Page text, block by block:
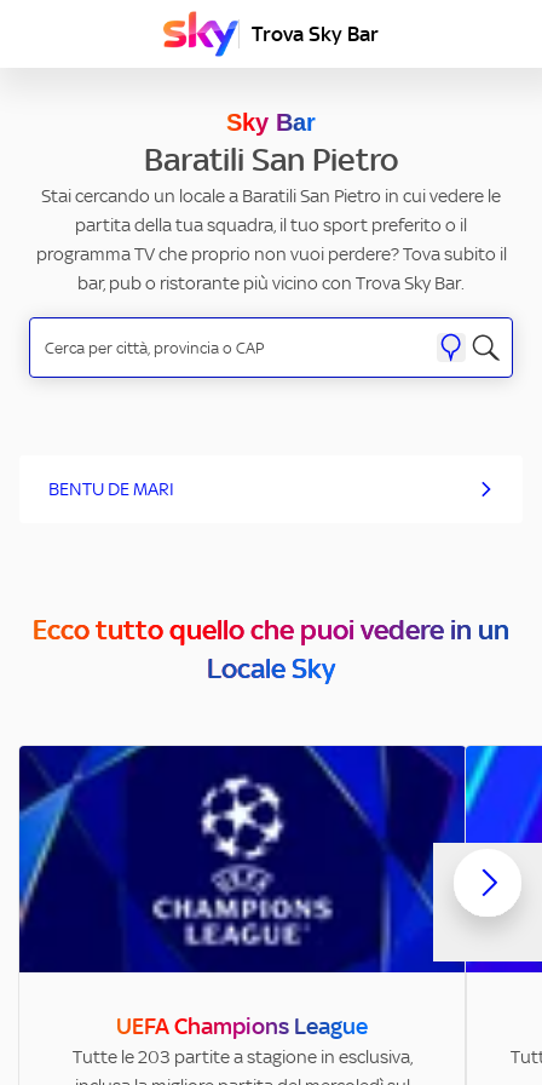
Trova Sky Bar
Sky Bar
Baratili San Pietro
Stai cercando un locale a Baratili San Pietro in cui vedere le
partita della tua squadra, il tuo sport preferito o il
programma TV che proprio non vuoi perdere? Tova subito il
bar, pub o ristorante più vicino con Trova Sky Bar.
BENTU DE MARI
Ecco tutto quello che puoi vedere in un
Locale Sky
UEFA Champions League
Tutte le 203 partite a stagione in esclusiva,